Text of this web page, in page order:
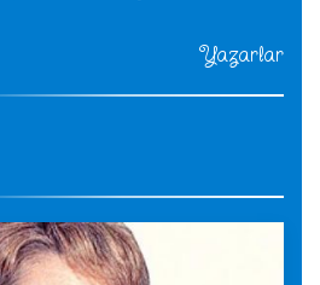
Yazarlar